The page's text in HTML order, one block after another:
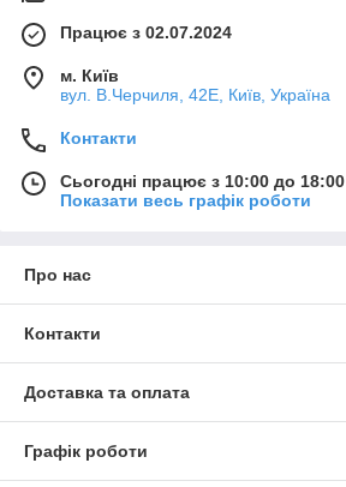
Працює з 02.07.2024
м. Київ
вул. В.Черчиля, 42Е, Київ, Україна
Контакти
Сьогодні працює з 10:00 до 18:00
Показати весь графік роботи
Про нас
Контакти
Доставка та оплата
Графік роботи